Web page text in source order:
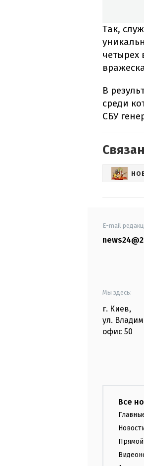
Так,
четырех
В
среди
СБУ
E-mail
Мы здесь:
г. Киев,
ул.
офис 50
Все